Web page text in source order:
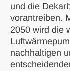
und die
vorantreiben.
2050 wird die
nachhaltigen